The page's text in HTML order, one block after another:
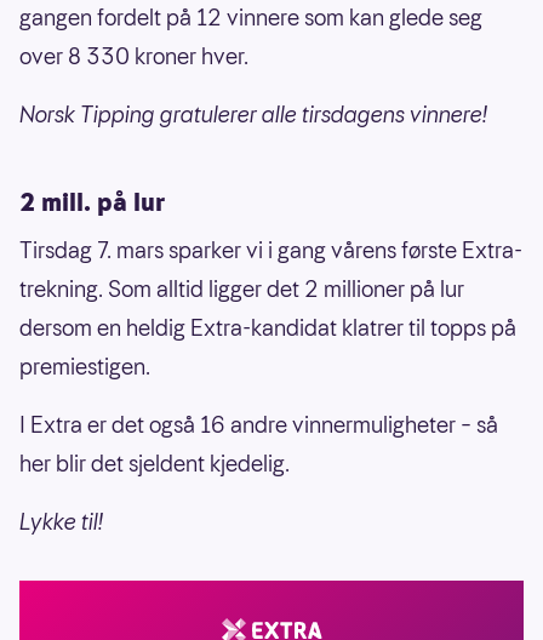
gangen fordelt på 12 vinnere som kan glede seg
over 8 330 kroner hver.
Norsk Tipping gratulerer alle tirsdagens vinnere!
2 mill. på lur
Tirsdag 7. mars sparker vi i gang vårens første Extra-
trekning. Som alltid ligger det 2 millioner på lur
dersom en heldig Extra-kandidat klatrer til topps på
premiestigen.
I Extra er det også 16 andre vinnermuligheter – så
her blir det sjeldent kjedelig.
Lykke til!